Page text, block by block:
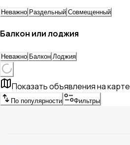
Неважно Раздельный Совмещенный
Балкон или лоджия
Неважно Балкон Лоджия
Показать объявления на карте
По популярности Фильтры